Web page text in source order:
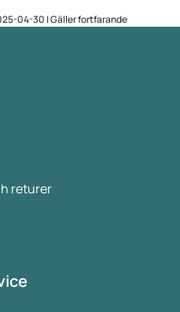
04-30 | Gäller fortfarande
returer